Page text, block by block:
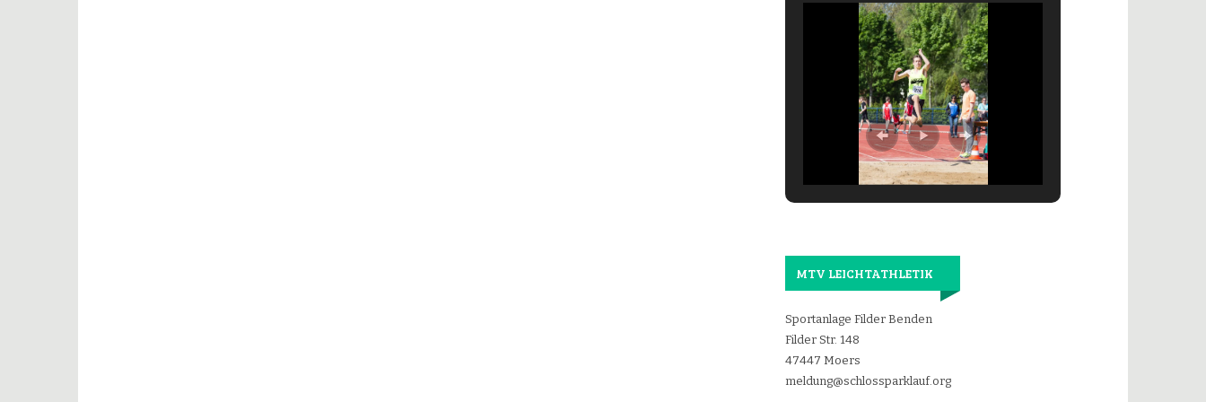
MTV LEICHTATHLETIK
Sportanlage Filder Benden
Filder Str. 148
47447 Moers
meldung@schlossparklauf.org